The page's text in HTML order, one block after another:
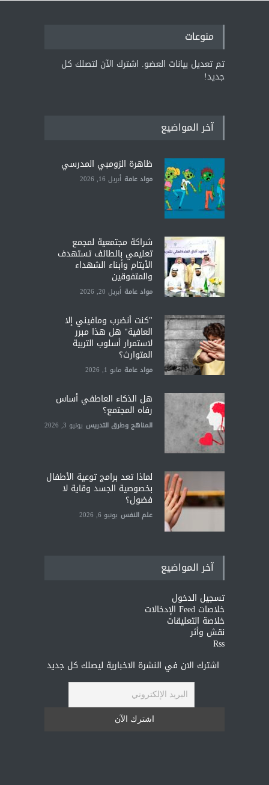
منوعات
تم تعديل بيانات العضو. اشترك الآن لتصلك كل
جديد!
آخر المواضيع
ظاهرة الزومبي المدرسي
مواد عامة أبريل 16, 2026
شراكة مجتمعية لمجمع
تعليمي بالطائف تستهدف
الأيتام وأبناء الشهداء
والمتفوقين
مواد عامة أبريل 20, 2026
"كنت أنضرب ومافيني إلا
العافية" هل هذا مبرر
لاستمرار أسلوب التربية
المتوارث؟
مواد عامة مايو 1, 2026
هل الذكاء العاطفي أساس
رفاه المجتمع؟
المناهج وطرق التدريس يونيو 3, 2026
لماذا تعد برامج توعية الأطفال
بخصوصية الجسد وقاية لا
فضول؟
علم النفس يونيو 6, 2026
آخر المواضيع
تسجيل الدخول
خلاصات Feed الإدخالات
خلاصة التعليقات
نقش وأثر
Rss
اشترك الان في النشرة الاخبارية ليصلك كل جديد